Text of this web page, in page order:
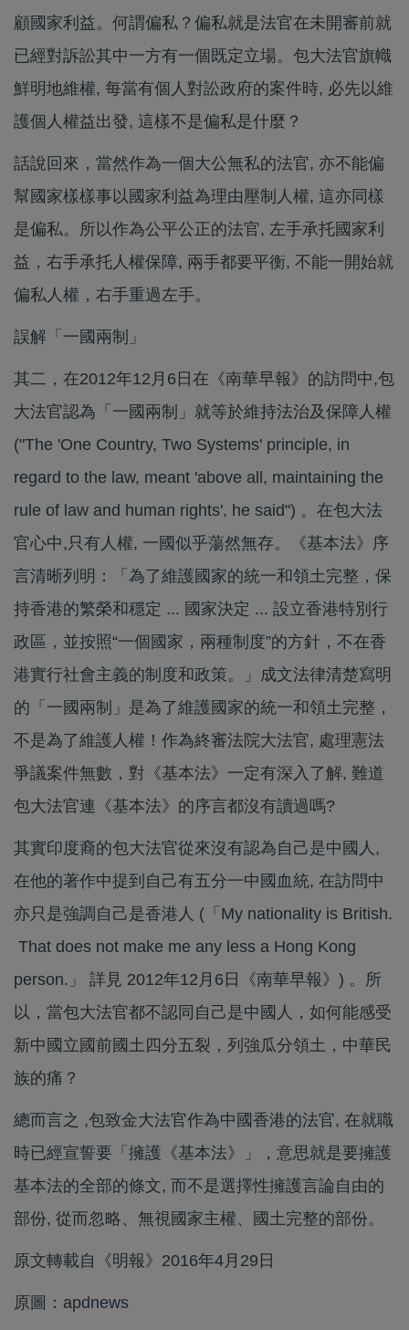
顧國家利益。何謂偏私？偏私就是法官在未開審前就
已經對訴訟其中一方有一個既定立場。包大法官旗幟
鮮明地維權, 每當有個人對訟政府的案件時, 必先以維
護個人權益出發, 這樣不是偏私是什麼？
話說回來，當然作為一個大公無私的法官, 亦不能偏
幫國家樣樣事以國家利益為理由壓制人權, 這亦同樣
是偏私。所以作為公平公正的法官, 左手承托國家利
益，右手承托人權保障, 兩手都要平衡, 不能一開始就
偏私人權，右手重過左手。
誤解「一國兩制」
其二，在2012年12月6日在《南華早報》的訪問中,包
大法官認為「一國兩制」就等於維持法治及保障人權
("The 'One Country, Two Systems' principle, in
regard to the law, meant 'above all, maintaining the
rule of law and human rights', he said") 。在包大法
官心中,只有人權, 一國似乎蕩然無存。《基本法》序
言清晰列明：「為了維護國家的統一和領土完整，保
持香港的繁榮和穩定 ... 國家決定 ... 設立香港特別行
政區，並按照“一個國家，兩種制度”的方針，不在香
港實行社會主義的制度和政策。」成文法律清楚寫明
的「一國兩制」是為了維護國家的統一和領土完整，
不是為了維護人權！作為終審法院大法官, 處理憲法
爭議案件無數，對《基本法》一定有深入了解, 難道
包大法官連《基本法》的序言都沒有讀過嗎?
其實印度裔的包大法官從來沒有認為自己是中國人,
在他的著作中提到自己有五分一中國血統, 在訪問中
亦只是強調自己是香港人 (「My nationality is British.
That does not make me any less a Hong Kong
person.」 詳見 2012年12月6日《南華早報》) 。所
以，當包大法官都不認同自己是中國人，如何能感受
新中國立國前國土四分五裂，列強瓜分領土，中華民
族的痛？
總而言之 ,包致金大法官作為中國香港的法官, 在就職
時已經宣誓要「擁護《基本法》」，意思就是要擁護
基本法的全部的條文, 而不是選擇性擁護言論自由的
部份, 從而忽略、無視國家主權、國土完整的部份。
原文轉載自《明報》2016年4月29日
原圖：apdnews